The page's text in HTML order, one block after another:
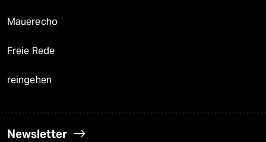
Mauerecho
Freie Rede
reingehen
Newsletter